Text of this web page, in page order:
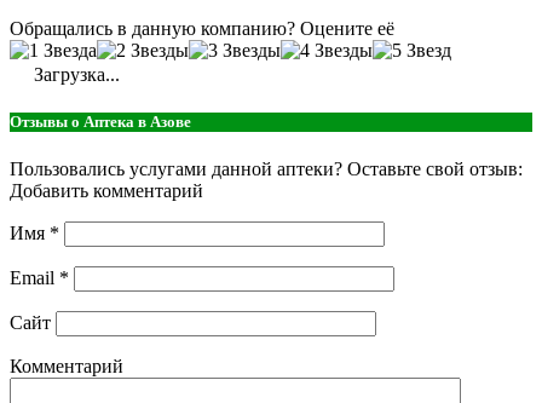
Обращались в данную компанию? Оцените её
Загрузка...
Отзывы о Аптека в Азове
Пользовались услугами данной аптеки? Оставьте свой отзыв:
Добавить комментарий
Имя *
Email *
Сайт
Комментарий